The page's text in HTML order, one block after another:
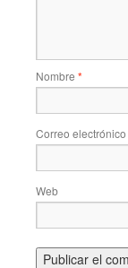
Nombre *
Correo electrónico
Web